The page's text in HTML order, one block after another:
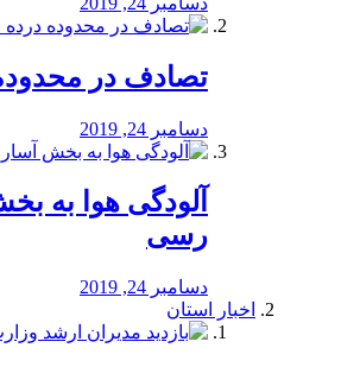
تصادف در
دسامبر 24, 2019
آلودگی هوا به
رسی
دسامبر 24, 2019
اخبار استان